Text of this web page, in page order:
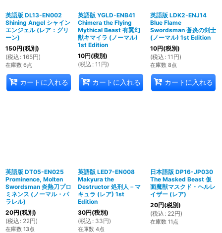
英語版 DL13-EN002
Shining Angel シャイン
エンジェル (レア：グリ
ーン)
150円(税別)
(税込 : 165円)
在庫数 6点
カートに入れる
英語版 YGLD-ENB41
Chimera the Flying
Mythical Beast 有翼幻
獣キマイラ (ノーマル)
1st Edition
10円(税別)
(税込 : 11 円)
カートに入れる
英語版 LDK2-ENJ14
Blue Flame
Swordsman 蒼炎の剣士
(ノーマル) 1st Edition
10円(税別)
(税込 : 11 円)
在庫数 8点
カートに入れる
英語版 DT05-EN025
Prominence, Molten
Swordsman 炎熱刀プロ
ミネンス (ノーマル・パ
ラレル)
20円(税別)
(税込 : 22円)
在庫数 13点
英語版 LED7-EN008
Makyura the
Destructor 処刑人－マ
キュラ (レア) 1st
Edition
30円(税別)
(税込 : 33円)
在庫数 4点
日本語版 DP16-JP030
The Masked Beast 仮
面魔獣マスクド・ヘルレ
イザー (レア)
20円(税別)
(税込 : 22円)
在庫数 11点